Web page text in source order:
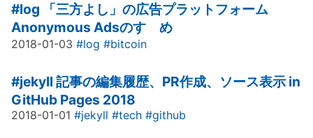
#log
「三方よし」の広告プラットフォーム
Anonymous Adsのすゝめ
2018-01-03 #log #bitcoin
#jekyll 記事の編集履歴、PR作成、ソース表示 in
GitHub Pages 2018
2018-01-01 #jekyll #tech #github